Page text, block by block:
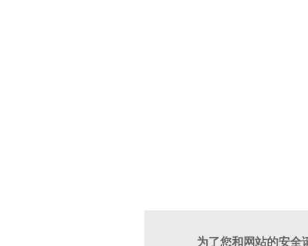
为了您和网站的安全